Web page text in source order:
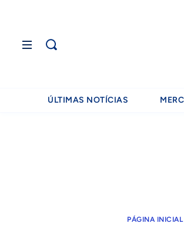
ÚLTIMAS NOTÍCIAS
PÁGINA INICIAL